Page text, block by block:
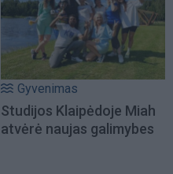
Gyvenimas
Studijos Klaipėdoje Miah
atvėrė naujas galimybes